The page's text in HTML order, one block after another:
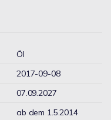
Öl
2017-09-08
07.09.2027
ab dem 1.5.2014